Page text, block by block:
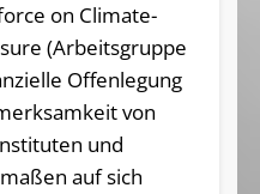
on Climate-
(Arbeitsgruppe
Offenlegung
von
und
auf sich